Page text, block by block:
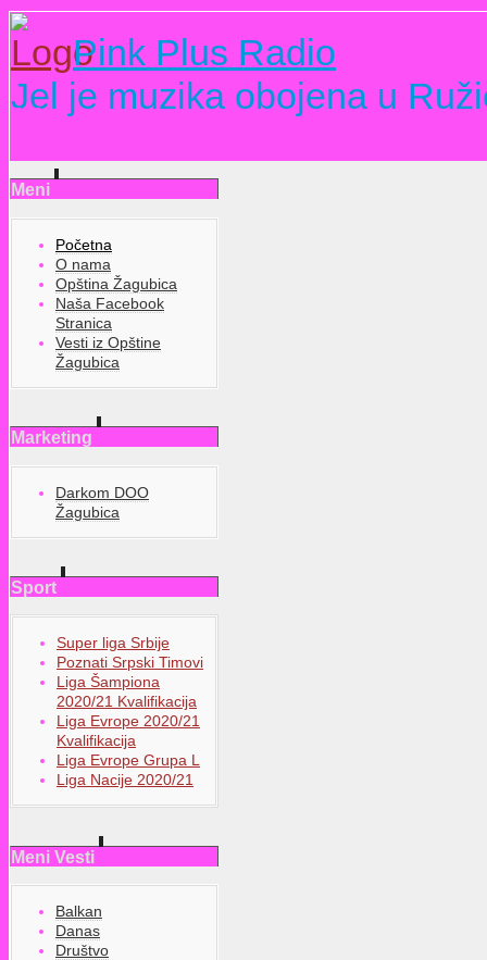
Pink Plus Radio
Jel je muzika obojena u
Meni
Početna
O nama
Opština Žagubica
Naša Facebook
Stranica
Vesti iz Opštine
Žagubica
Marketing
Darkom DOO
Žagubica
Sport
Super liga Srbije
Poznati Srpski Timovi
Liga Šampiona
2020/21 Kvalifikacija
Liga Evrope 2020/21
Kvalifikacija
Liga Evrope Grupa L
Liga Nacije 2020/21
Meni Vesti
Balkan
Danas
Društvo